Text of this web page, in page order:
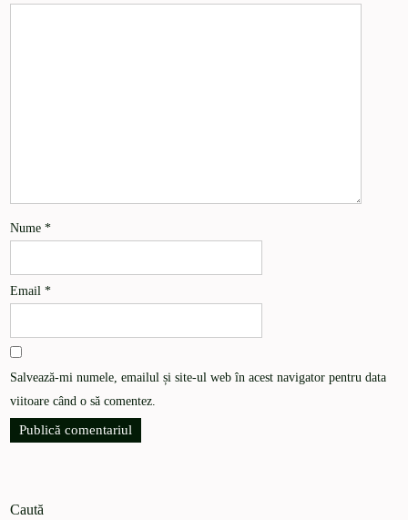
Nume*
Email*
Salvează-mi numele, emailul și site-ul web în acest navigator pentru data
viitoare când o să comentez.
Caută